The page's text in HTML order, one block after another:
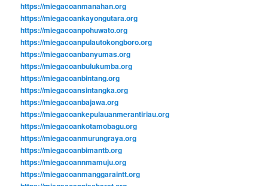
https://miegacoanmanahan.org
https://miegacoankayongutara.org
https://miegacoanpohuwato.org
https://miegacoanpulautokongboro.org
https://miegacoanbanyumas.org
https://miegacoanbulukumba.org
https://miegacoanbintang.org
https://miegacoansintangka.org
https://miegacoanbajawa.org
https://miegacoankepulauanmerantiriau.org
https://miegacoankotamobagu.org
https://miegacoanmurungraya.org
https://miegacoanbimantb.org
https://miegacoannmamuju.org
https://miegacoanmanggaraintt.org